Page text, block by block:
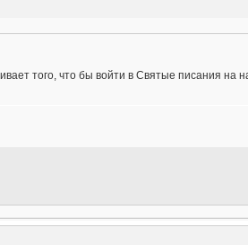
того, что бы войти в Святые писания на